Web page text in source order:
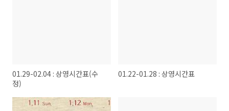
01.29-02.04 : 상영시간표(수
정)
01.22-01.28 : 상영시간표